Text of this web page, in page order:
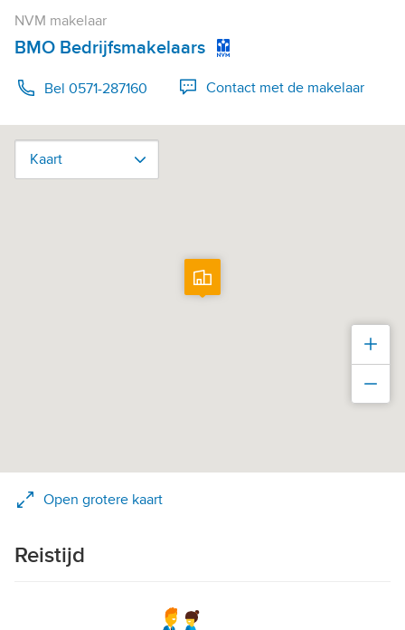
NVM makelaar
BMO Bedrijfsmakelaars
Bel 0571-287160 Contact met de makelaar
Kaart
Kaart
Open grotere kaart
Reistijd